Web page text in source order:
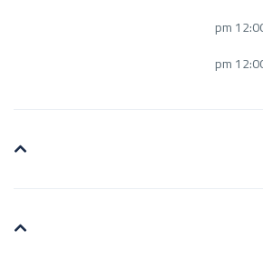
12:00
12:00